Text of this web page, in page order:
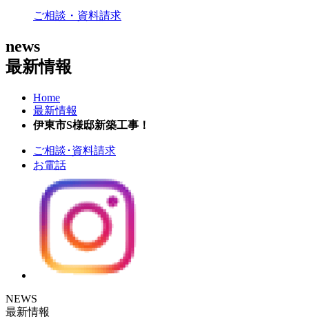
ご相談・資料請求
news
最新情報
Home
最新情報
伊東市S様邸新築工事！
ご相談･資料請求
お電話
NEWS
最新情報